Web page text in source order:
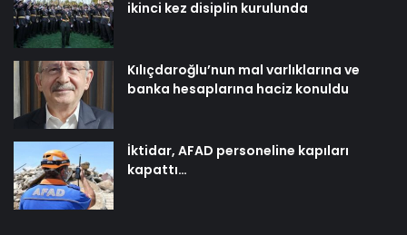
ikinci kez disiplin kurulunda
Kılıçdaroğlu’nun mal varlıklarına ve
banka hesaplarına haciz konuldu
İktidar, AFAD personeline kapıları
kapattı…